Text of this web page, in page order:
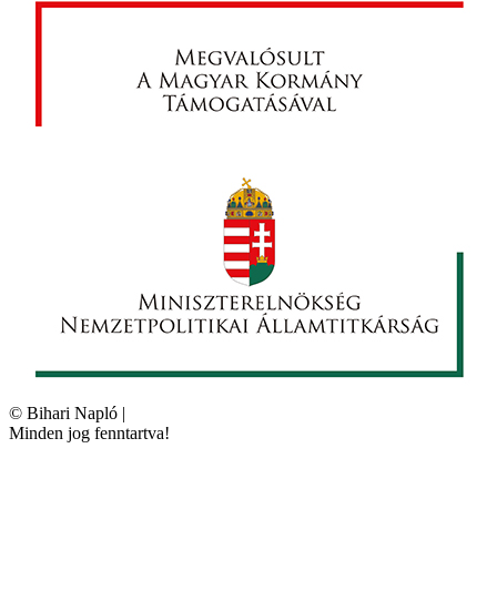
© Bihari Napló |
Minden jog fenntartva!